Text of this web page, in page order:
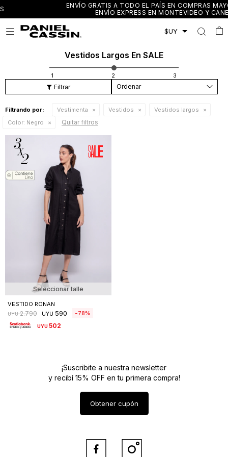
ENVÍO GRATIS A TODO EL PAÍS EN COMPRAS MAYORES A $3.000 /
ENVÍO EXPRESS EN MONTEVIDEO Y CANELONES

Vestidos Largos En SALE
Recomendados
Filtrando por: Vestimenta Vestidos
Vestidos largos
Color: Negro Quitar filtros
Seleccionar talle
VESTIDO RONAN
UYU 2.790 UYU 590 78
UYU502
¡Suscribite a nuestra newsletter
y recibí 15% OFF en tu primera compra!
Obtener cupón
 